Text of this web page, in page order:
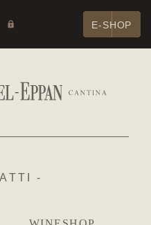
E-SHOP
-